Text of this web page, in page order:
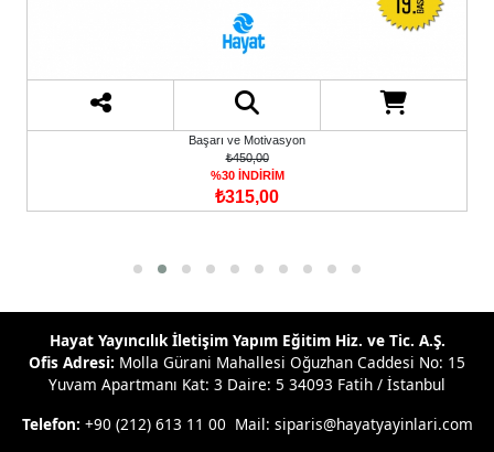
Başarı ve Motivasyon
₺450,00
%30 İNDİRİM
₺315,00
Hayat Yayıncılık İletişim Yapım Eğitim Hiz. ve Tic. A.Ş.
Ofis Adresi: Molla Gürani Mahallesi Oğuzhan Caddesi No: 15
Yuvam Apartmanı Kat: 3 Daire: 5 34093 Fatih / İstanbul
Telefon: +90 (212) 613 11 00 Mail: siparis@hayatyayinlari.com